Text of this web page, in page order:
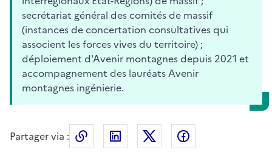
secrétariat général des comités de massif
(instances de concertation consultatives qui
associent les forces vives du territoire) ;
déploiement d'Avenir montagnes depuis 2021 et
accompagnement des lauréats Avenir
montagnes ingénierie.
Partager via : Copier le lien de la page dans le
LinkedIn